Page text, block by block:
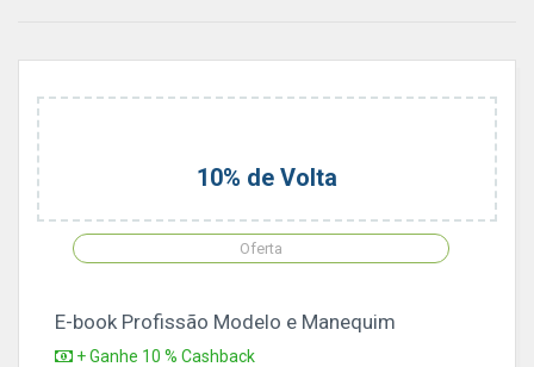
10% de Volta
Oferta
E-book Profissão Modelo e Manequim
+ Ganhe 10 % Cashback